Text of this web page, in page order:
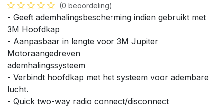
(0 beoordeling)
- Geeft ademhalingsbescherming indien gebruikt met
3M Hoofdkap
- Aanpasbaar in lengte voor 3M Jupiter
Motoraangedreven
ademhalingssysteem
- Verbindt hoofdkap met het systeem voor adembare
lucht.
- Quick two-way radio connect/disconnect